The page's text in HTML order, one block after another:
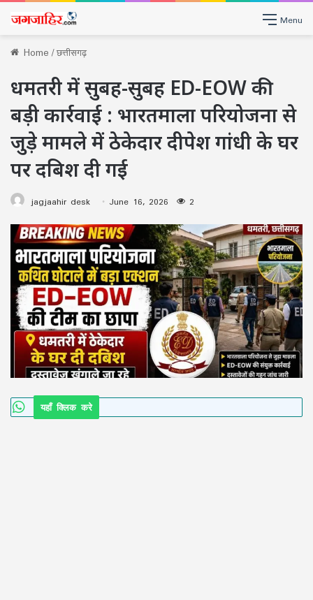
Menu
Home/छत्तीसगढ़
धमतरी में सुबह-सुबह ED-EOW की
बड़ी कार्रवाई : भारतमाला परियोजना से
जुड़े मामले में ठेकेदार दीपेश गांधी के घर
पर दबिश दी गई
jagjaahir desk June 16, 2026 2
यहाँ क्लिक करे